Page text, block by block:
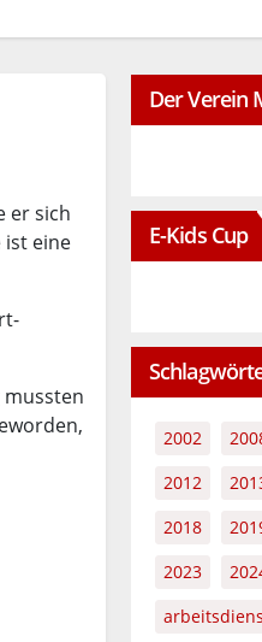
er sich
ist eine
Der Verein
E-Kids Cup
2002
2012
2018
2023